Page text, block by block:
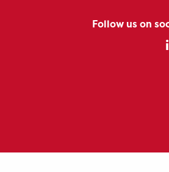
Follow us on